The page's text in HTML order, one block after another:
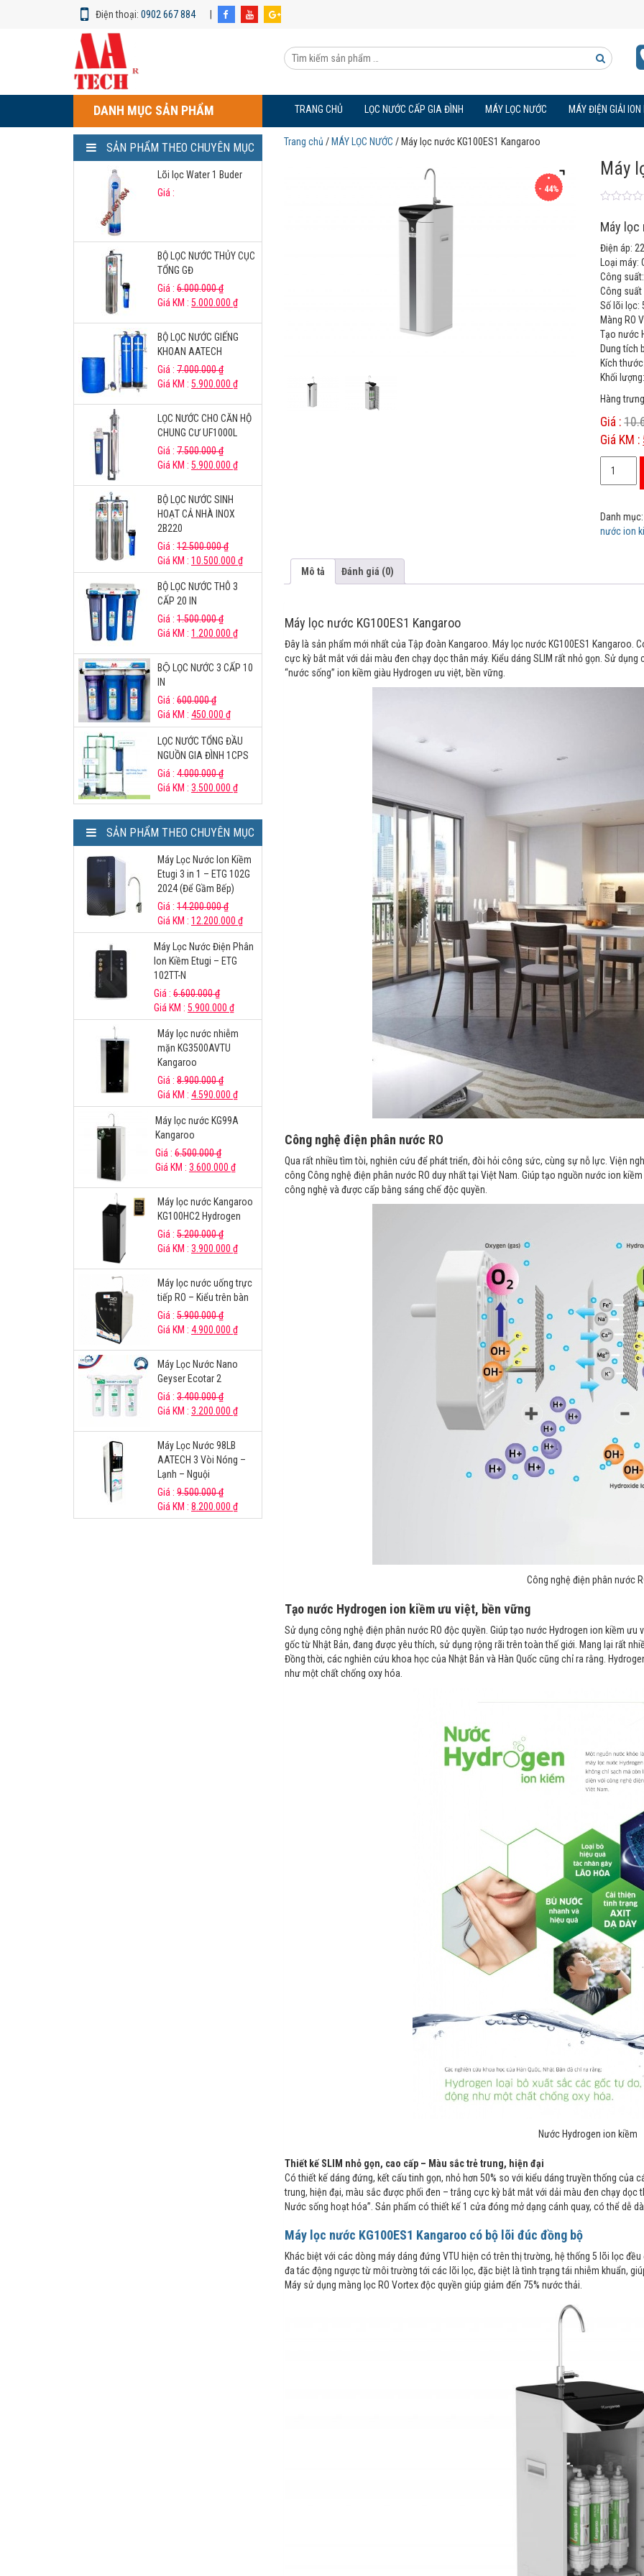
Điện thoại: 0902 667 884
Máy
lọc
nước
KG100ES1
Kangaroo
Tìm
kiếm
phẩm:
kiếm
sản
DANH MỤC SẢN PHẨM TRANG CHỦ LỌC NƯỚC CẤP GIA ĐÌNH MÁY LỌC NƯỚC MÁY ĐIỆN GIẢI ION
Trang chủ / MÁY LỌC NƯỚC / Máy lọc nước KG100ES1 Kangaroo
- 44%
Máy
o
u
o
f
b
a
s
e
d
o
n
u
s
t
o
e
r
t
s
Máy lọc
Điện áp:
Loại máy:
Công
Công
Số lõi lọc:
Màng RO
Tạo nước
Dung tích
Kích
Khối
Hàng
Giá :
Giá KM :
lọc
Kangaroo
số
Danh
nước ion
Mô tả Đánh giá (0)
Máy lọc nước KG100ES1 Kangaroo
Đây là sản phẩm mới nhất của Tập đoàn Kangaroo. Máy lọc nước KG100ES1 Kangaroo.
cực kỳ bắt mắt với dải màu đen chạy dọc thân máy. Kiểu dáng SLIM rất nhỏ gọn. Sử
“nước sống” ion kiềm giàu Hydrogen ưu việt, bền vững.
Công nghệ điện phân nước RO
Qua rất nhiều tìm tòi, nghiên cứu để phát triển, đòi hỏi công sức, cùng sự nỗ lực. Viện
công Công nghệ điện phân nước RO duy nhất tại Việt Nam. Giúp tạo nguồn nước ion
công nghệ và được cấp bằng sáng chế độc quyền.
Công nghệ điện phân nước
Tạo nước Hydrogen ion kiềm ưu việt, bền vững
Sử dụng công nghệ điện phân nước RO độc quyền. Giúp tạo nước Hydrogen ion kiềm
gốc từ Nhật Bản, đang được yêu thích, sử dụng rộng rãi trên toàn thế giới. Mang lại rất
Đồng thời, các nghiên cứu khoa học của Nhật Bản và Hàn Quốc cũng chỉ ra rằng.
như một chất chống oxy hóa.
Nước Hydrogen ion kiềm
Thiết kế SLIM nhỏ gọn, cao cấp – Màu sắc trẻ trung, hiện đại
Có thiết kế dáng đứng, kết cấu tinh gọn, nhỏ hơn 50% so với kiểu dáng truyền thống của
trung, hiện đại, màu sắc được phối đen – trắng cực kỳ bắt mắt với dải màu đen chạy dọc
Nước sống hoạt hóa”. Sản phẩm có thiết kế 1 cửa đóng mở dạng cánh quay, có thể dễ
Máy lọc nước KG100ES1 Kangaroo có bộ lõi đúc đồng bộ
Khác biệt với các dòng máy dáng đứng VTU hiện có trên thị trường, hệ thống 5 lõi lọc
đa tác động ngược từ môi trường tới các lõi lọc, đặc biệt là tình trạng tái nhiễm khuẩn,
Máy sử dụng màng lọc RO Vortex độc quyền giúp giảm đến 75% nước thải.
SẢN PHẨM THEO CHUYÊN MỤC
Lõi lọc Water 1 Buder
Giá :
BỘ LỌC NƯỚC THỦY CỤC
TỔNG GĐ
Giá : 6.000.000₫
Giá KM : 5.000.000 ₫
BỘ LỌC NƯỚC GIẾNG
KHOAN AATECH
Giá : 7.000.000₫
Giá KM : 5.900.000 ₫
LỌC NƯỚC CHO CĂN HỘ
CHUNG CƯ UF1000L
Giá : 7.500.000₫
Giá KM : 5.900.000 ₫
BỘ LỌC NƯỚC SINH
HOẠT CẢ NHÀ INOX
2B220
Giá : 12.500.000₫
Giá KM : 10.500.000 ₫
BỘ LỌC NƯỚC THÔ 3
CẤP 20 IN
Giá : 1.500.000₫
Giá KM : 1.200.000 ₫
BỘ LỌC NƯỚC 3 CẤP 10
IN
Giá : 600.000₫
Giá KM : 450.000 ₫
LỌC NƯỚC TỔNG ĐẦU
NGUỒN GIA ĐÌNH 1CPS
Giá : 4.000.000₫
Giá KM : 3.500.000 ₫
SẢN PHẨM THEO CHUYÊN MỤC
Máy Lọc Nước Ion Kiềm
Etugi 3 in 1 – ETG 102G
2024 (Để Gầm Bếp)
Giá : 14.200.000₫
Giá KM : 12.200.000 ₫
Máy Lọc Nước Điện Phân
Ion Kiềm Etugi – ETG
102TT-N
Giá : 6.600.000₫
Giá KM : 5.900.000 ₫
Máy lọc nước nhiễm
mặn KG3500AVTU
Kangaroo
Giá : 8.900.000₫
Giá KM : 4.590.000 ₫
Máy lọc nước KG99A
Kangaroo
Giá : 6.500.000₫
Giá KM : 3.600.000 ₫
Máy lọc nước Kangaroo
KG100HC2 Hydrogen
Giá : 5.200.000₫
Giá KM : 3.900.000 ₫
Máy lọc nước uống trực
tiếp RO – Kiểu trên bàn
Giá : 5.900.000₫
Giá KM : 4.900.000 ₫
Máy Lọc Nước Nano
Geyser Ecotar 2
Giá : 3.400.000₫
Giá KM : 3.200.000 ₫
Máy Lọc Nước 98LB
AATECH 3 Vòi Nóng –
Lạnh – Nguội
Giá : 9.500.000₫
Giá KM : 8.200.000 ₫